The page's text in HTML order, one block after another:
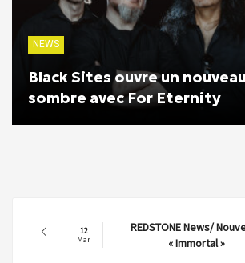
NEWS
Black Sites ouvre un
sombre avec For Eternity
12
Mar
REDSTONE News/
« Immortal »